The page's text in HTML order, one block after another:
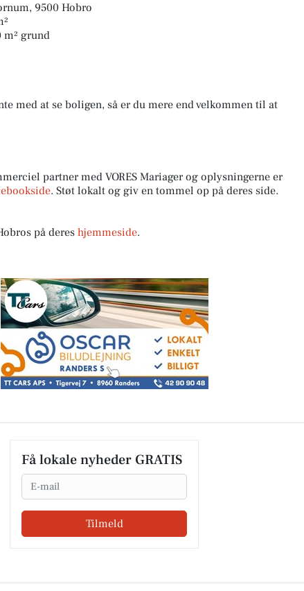
9500 Hobro
m² grund
med at se boligen, så er du mere end velkommen til at
partner med VORES Mariager og oplysningerne er
. Støt lokalt og giv en tommel op på deres side.
på dereshjemmeside.
Få lokale nyheder GRATIS
Email
Tilmeld